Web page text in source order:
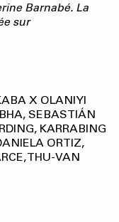
Barnabé. La
sur
X OLANIYI
SEBASTIÁN
KARRABING
ORTIZ,
THU-VAN